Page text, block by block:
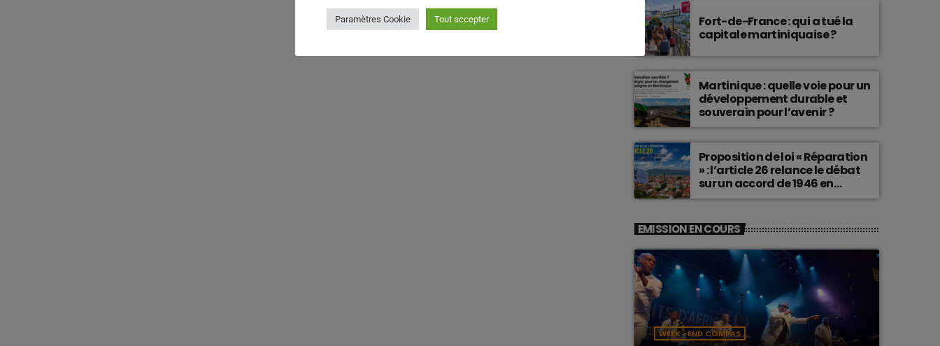
Fort-de-France : qui a tué la
capitale martiniquaise ?
Martinique : quelle voie pour un
développement durable et
souverain pour l’avenir ?
Proposition de loi « Réparation
» : l’article 26 relance le débat
sur un accord de 1946 en
Martinique
EMISSION EN COURS
WEEK -END COMPAS
Paramètres Cookie Tout accepter